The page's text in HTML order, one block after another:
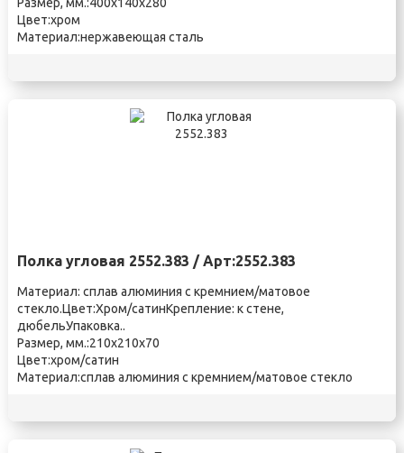
Цвет:хром
Материал:нержавеющая сталь
Полка угловая 2552.383 / Арт:2552.383
Материал: сплав алюминия с кремнием/матовое
стекло.Цвет:Хром/сатинКрепление: к стене,
дюбельУпаковка..
Размер, мм.:210х210х70
Цвет:хром/сатин
Материал:сплав алюминия с кремнием/матовое стекло